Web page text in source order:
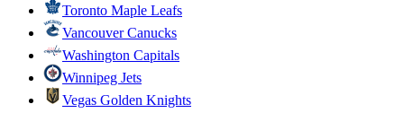
Toronto Maple Leafs
Vancouver Canucks
Washington Capitals
Winnipeg Jets
Vegas Golden Knights